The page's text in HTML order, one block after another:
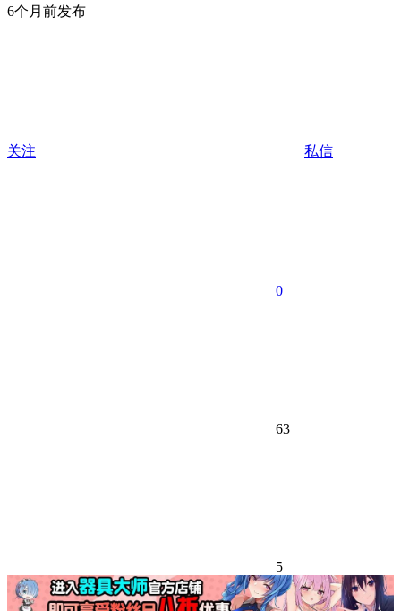
6个月前发布
关注 私信
0
63
5